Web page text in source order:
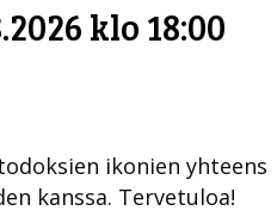
klo 18:00
ikonien yhteens
kanssa. Tervetuloa!